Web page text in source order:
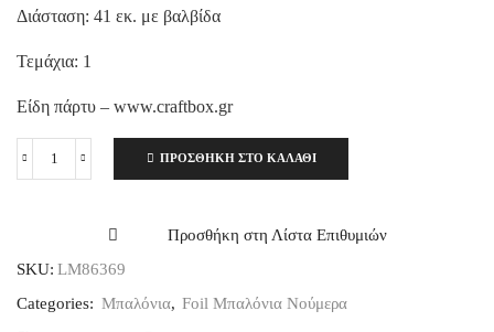
Διάσταση: 41 εκ. με βαλβίδα
Τεμάχια: 1
Είδη πάρτυ – www.craftbox.gr
Μπαλόνι
Ombre,
41εκ.
ΠΡΟΣΘΉΚΗ ΣΤΟ ΚΑΛΆΘΙ
Προσθήκη στη Λίστα Επιθυμιών
SKU: LM86369
Categories: Μπαλόνια, Foil Μπαλόνια Νούμερα